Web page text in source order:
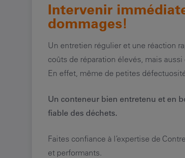
Intervenir
dommages!
Un entretien régulier et une réaction
coûts de réparation élevés, mais
En effet, même de petites
Un conteneur bien entretenu et en
fiable des déchets.
Faites confiance à l’expertise de
et performants.